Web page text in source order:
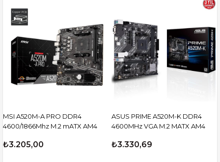
MSI A520M-A PRO DDR4
4600/1866Mhz M.2 mATX AM4
₺3.205,00
ASUS PRIME A520M-K DDR4
4600MHz VGA M.2 MATX AM4
₺3.330,69